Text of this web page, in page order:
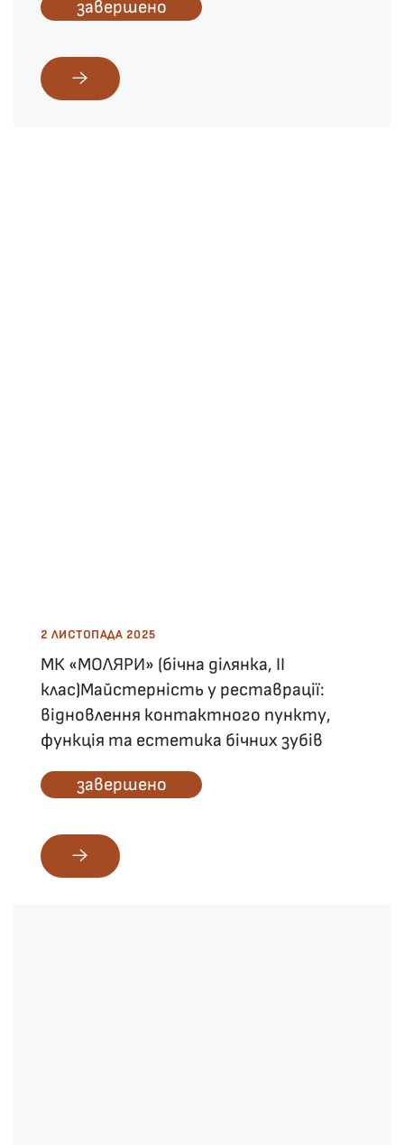
завершено
2 ЛИСТОПАДА 2025
МК «МОЛЯРИ» (бічна ділянка, ІІ
клас)Майстерність у реставрації:
відновлення контактного пункту,
функція та естетика бічних зубів
завершено